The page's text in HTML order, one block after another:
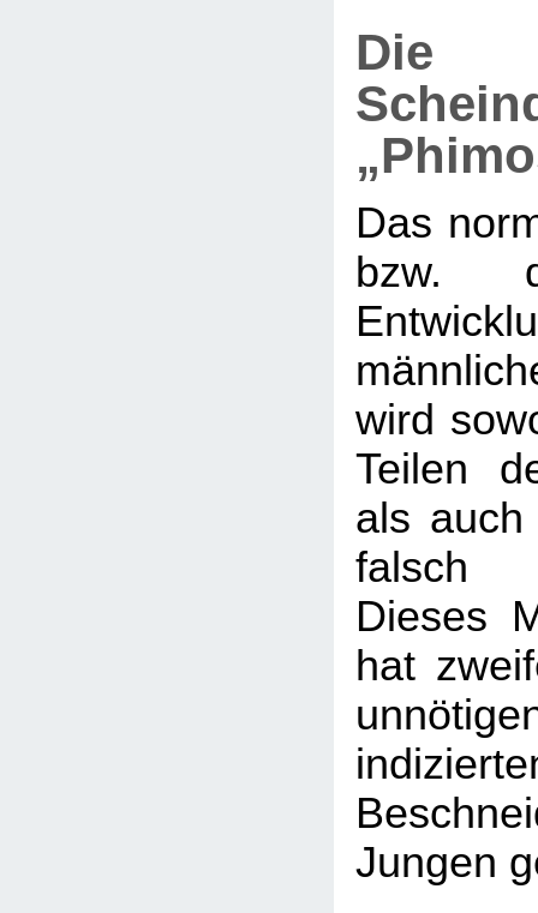
Die
Das
bzw.
wird
Teilen
als auch
falsch
Dieses
hat
Jungen